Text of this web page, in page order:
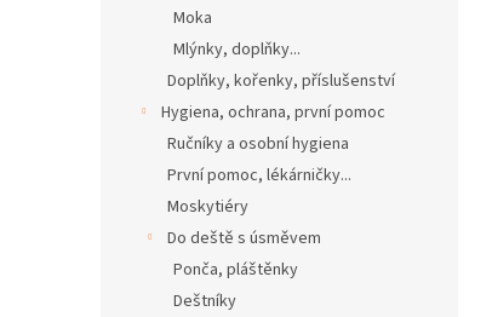
Moka
Mlýnky, doplňky...
Doplňky, kořenky, příslušenství
Hygiena, ochrana, první pomoc
Ručníky a osobní hygiena
První pomoc, lékárničky...
Moskytiéry
Do deště s úsměvem
Ponča, pláštěnky
Deštníky